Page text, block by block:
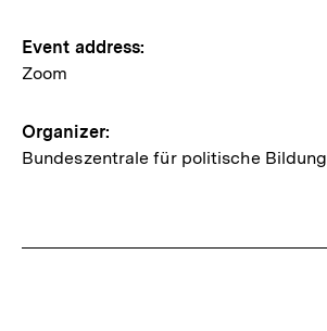
Information
about
the
event
Event address:
Zoom
Organizer:
Bundeszentrale für politische Bildung